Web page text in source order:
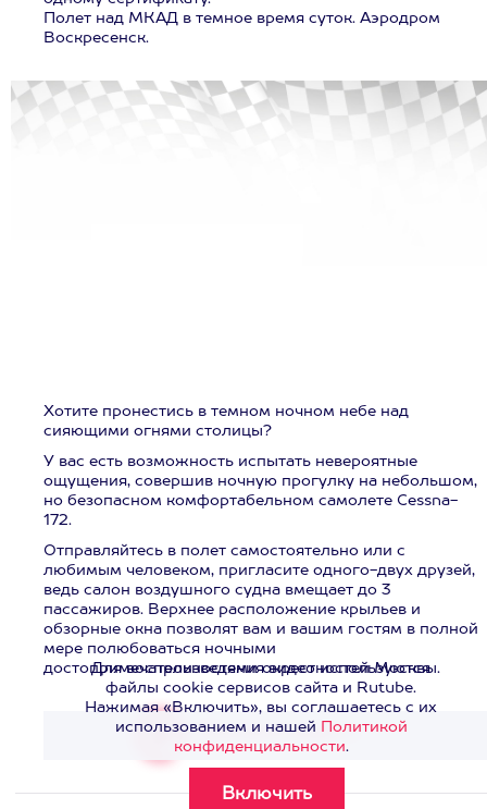
Полет над МКАД в темное время суток. Аэродром
Воскресенск.
Хотите пронестись в темном ночном небе над
сияющими огнями столицы?
У вас есть возможность испытать невероятные
ощущения, совершив ночную прогулку на небольшом,
но безопасном комфортабельном самолете Cessna-
172.
Отправляйтесь в полет самостоятельно или с
любимым человеком, пригласите одного-двух друзей,
ведь салон воздушного судна вмещает до 3
пассажиров. Верхнее расположение крыльев и
обзорные окна позволят вам и вашим гостям в полной
мере полюбоваться ночными
достопримечательностями окрестностей Москвы.
Смотреть видео>
Для воспроизведения видео используются
файлы cookie сервисов сайта и Rutube.
Нажимая «Включить», вы соглашаетесь с их
использованием и нашей Политикой
конфиденциальности.